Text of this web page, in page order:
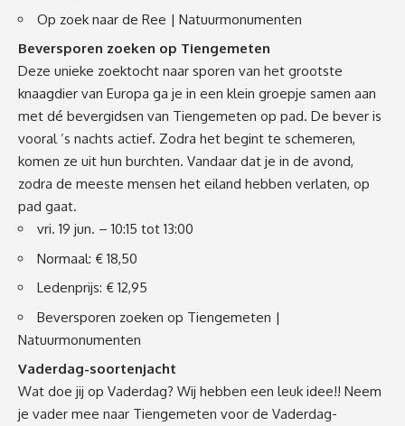
Op zoek naar de Ree | Natuurmonumenten
Beversporen zoeken op Tiengemeten
Deze unieke zoektocht naar sporen van het grootste
knaagdier van Europa ga je in een klein groepje samen aan
met dé bevergidsen van Tiengemeten op pad. De bever is
vooral ’s nachts actief. Zodra het begint te schemeren,
komen ze uit hun burchten. Vandaar dat je in de avond,
zodra de meeste mensen het eiland hebben verlaten, op
pad gaat.
vri. 19 jun. – 10:15 tot 13:00
Normaal: € 18,50
Ledenprijs: € 12,95
Beversporen zoeken op Tiengemeten |
Natuurmonumenten
Vaderdag-soortenjacht
Wat doe jij op Vaderdag? Wij hebben een leuk idee!! Neem
je vader mee naar Tiengemeten voor de Vaderdag-